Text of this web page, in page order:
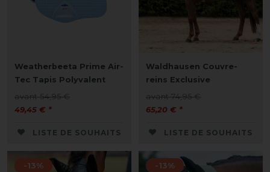
Weatherbeeta Prime Air-
Tec Tapis Polyvalent
avant 54,95 €
49,45 € *
LISTE DE SOUHAITS
Waldhausen Couvre-
reins Exclusive
avant 74,95 €
65,20 € *
LISTE DE SOUHAITS
-13% -13%